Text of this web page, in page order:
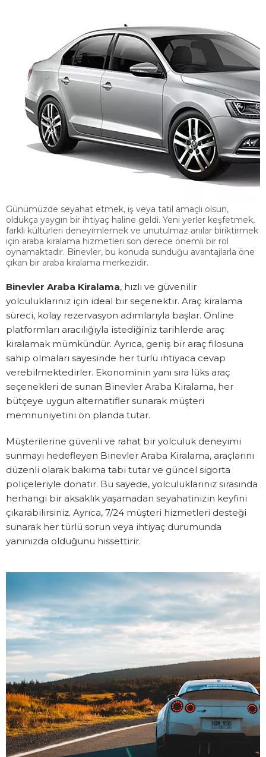
Günümüzde seyahat etmek, iş veya tatil amaçlı olsun,
oldukça yaygın bir ihtiyaç haline geldi. Yeni yerler keşfetmek,
farklı kültürleri deneyimlemek ve unutulmaz anılar biriktirmek
için araba kiralama hizmetleri son derece önemli bir rol
oynamaktadır. Binevler, bu konuda sunduğu avantajlarla öne
çıkan bir araba kiralama merkezidir.
Binevler Araba Kiralama, hızlı ve güvenilir
yolculuklarınız için ideal bir seçenektir. Araç kiralama
süreci, kolay rezervasyon adımlarıyla başlar. Online
platformları aracılığıyla istediğiniz tarihlerde araç
kiralamak mümkündür. Ayrıca, geniş bir araç filosuna
sahip olmaları sayesinde her türlü ihtiyaca cevap
verebilmektedirler. Ekonominin yanı sıra lüks araç
seçenekleri de sunan Binevler Araba Kiralama, her
bütçeye uygun alternatifler sunarak müşteri
memnuniyetini ön planda tutar.
Müşterilerine güvenli ve rahat bir yolculuk deneyimi
sunmayı hedefleyen Binevler Araba Kiralama, araçlarını
düzenli olarak bakıma tabi tutar ve güncel sigorta
poliçeleriyle donatır. Bu sayede, yolculuklarınız sırasında
herhangi bir aksaklık yaşamadan seyahatinizin keyfini
çıkarabilirsiniz. Ayrıca, 7/24 müşteri hizmetleri desteği
sunarak her türlü sorun veya ihtiyaç durumunda
yanınızda olduğunu hissettirir.